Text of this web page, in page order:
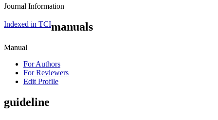
Journal Information
Indexed in TCImanuals
Manual
For Authors
For Reviewers
Edit Profile
guideline